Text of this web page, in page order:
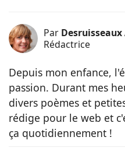
Par
Rédactrice
Depuis mon enfance,
passion. Durant mes
divers poèmes et
rédige pour le web et
ça quotidiennement !